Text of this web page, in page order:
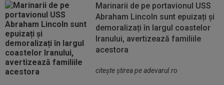
Marinarii de pe portavionul USS
Abraham Lincoln sunt epuizați și
demoralizați în largul coastelor
Iranului, avertizează familiile
acestora
citeşte ştirea pe adevarul.ro